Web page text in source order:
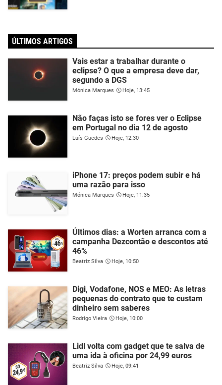
ÚLTIMOS ARTIGOS
Vais estar a trabalhar durante o
eclipse? O que a empresa deve dar,
segundo a DGS
Mónica Marques Hoje, 13:45
Não faças isto se fores ver o Eclipse
em Portugal no dia 12 de agosto
Luís Guedes Hoje, 12:30
iPhone 17: preços podem subir e há
uma razão para isso
Mónica Marques Hoje, 11:35
Últimos dias: a Worten arranca com a
campanha Dezcontão e descontos até
46%
Beatriz Silva Hoje, 10:50
Digi, Vodafone, NOS e MEO: As letras
pequenas do contrato que te custam
dinheiro sem saberes
Rodrigo Vieira Hoje, 10:00
Lidl volta com gadget que te salva de
uma ida à oficina por 24,99 euros
Beatriz Silva Hoje, 09:41